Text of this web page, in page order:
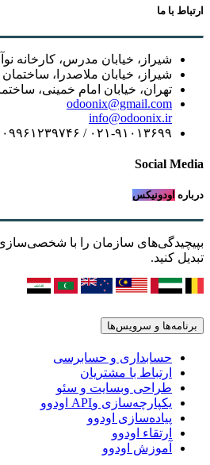
ارتباط با ما
شیراز، خیابان مدرس، کارخانه
شیراز، خیابان ملاصدرا، ساختمان
تهران، خیابان امام خمینی،
odoonix@gmail.com
info@odoonix.ir
۰۲۱-۹۱۰۱۳۶۹۹ / ۰۹۹۶۱۲۳۹۷۴۶ / ۰۹۱۰۱۹۸۱۷۱۳-۱۴
Social Media
درباره اودونیکس
بپیچیدگی‌های سازمان را با
تبدیل کنید.
برنامه‌ها و سرویس‌ها
حسابداری و حسابرسی
ارتباط با مشتریان
طراحی وبسایت و سئو
یکپارچه‌سازی وAPI اودوو
پیاده‌سازی اودوو
ارتقاء اودوو
آموزش اودوو